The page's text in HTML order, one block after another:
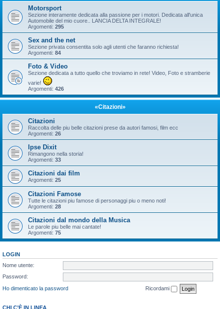
Motorsport
Sezione interamente dedicata alla passione per i motori. Dedicata all'unica
Automobile del mio cuore.. LANCIA DELTA INTEGRALE!
Argomenti: 295
Sex and the net
Sezione privata consentita solo agli utenti che faranno richiesta!
Argomenti: 84
Foto & Video
Sezione dedicata a tutto quello che troviamo in rete! Video, Foto e stramberie
varie!
Argomenti: 426
«Citazioni»
Citazioni
Raccolta delle piu belle citazioni prese da autori famosi, film ecc
Argomenti: 26
Ipse Dixit
Rimangono nella storia!
Argomenti: 33
Citazioni dai film
Argomenti: 25
Citazioni Famose
Tutte le citazioni piu famose di personaggi piu o meno noti!
Argomenti: 28
Citazioni dal mondo della Musica
Le parole piu belle mai cantate!
Argomenti: 75
LOGIN
Nome utente:
Password:
Ho dimenticato la password
Ricordami
CHI C’È IN LINEA